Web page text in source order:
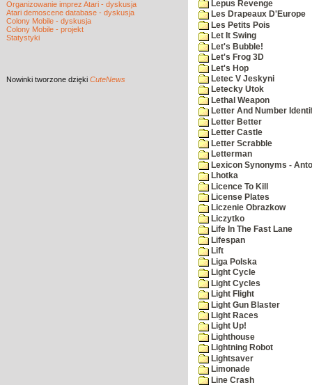
Organizowanie imprez Atari - dyskusja
Atari demoscene database - dyskusja
Colony Mobile - dyskusja
Colony Mobile - projekt
Statystyki
Nowinki tworzone dzięki CuteNews
Lepus Revenge
Les Drapeaux D'Europe
Les Petits Pois
Let It Swing
Let's Bubble!
Let's Frog 3D
Let's Hop
Letec V Jeskyni
Letecky Utok
Lethal Weapon
Letter And Number
Letter Better
Letter Castle
Letter Scrabble
Letterman
Lexicon Synonyms -
Lhotka
Licence To Kill
License Plates
Liczenie Obrazkow
Liczytko
Life In The Fast Lane
Lifespan
Lift
Liga Polska
Light Cycle
Light Cycles
Light Flight
Light Gun Blaster
Light Races
Light Up!
Lighthouse
Lightning Robot
Lightsaver
Limonade
Line Crash